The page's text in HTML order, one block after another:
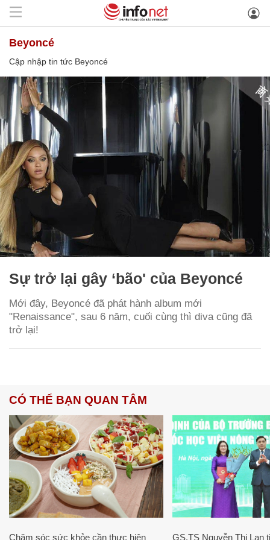
Beyoncé
Cập nhập tin tức Beyoncé
Sự trở lại gây ‘bão' của Beyoncé
Mới đây, Beyoncé đã phát hành album mới
"Renaissance", sau 6 năm, cuối cùng thì diva cũng đã
trở lại!
CÓ THỂ BẠN QUAN TÂM
Chăm sóc sức khỏe cần thực hiện GS.TS Nguyễn Thị Lan